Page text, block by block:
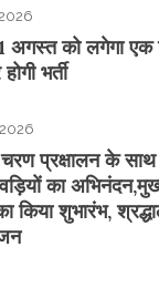
अगस्त को लगेगा एक
भर्ती
चरण प्रक्षालन के
का
किया शुभारंभ,